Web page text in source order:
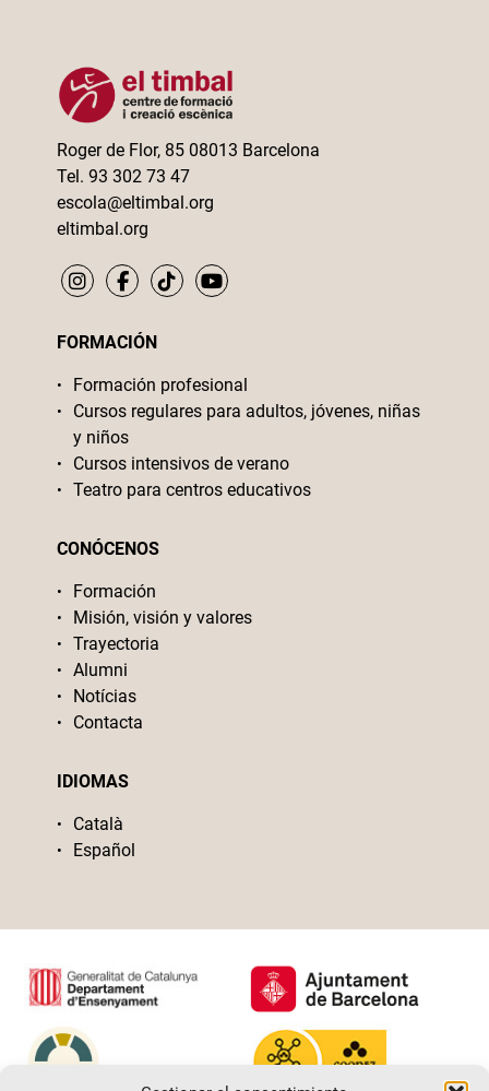
Roger de Flor, 85 08013 Barcelona
Tel. 93 302 73 47
escola@eltimbal.org
eltimbal.org
FORMACIÓN
Formación profesional
Cursos regulares para adultos, jóvenes, niñas
y niños
Cursos intensivos de verano
Teatro para centros educativos
CONÓCENOS
Formación
Misión, visión y valores
Trayectoria
Alumni
Notícias
Contacta
IDIOMAS
Català
Español